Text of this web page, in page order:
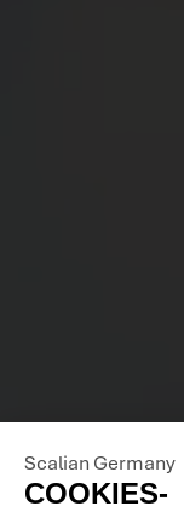
Scalian Germany
COOKIES-